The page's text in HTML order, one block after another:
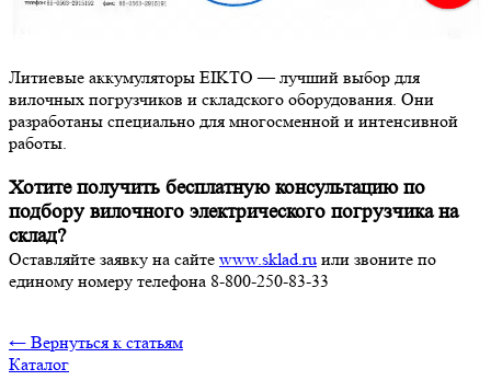
Литиевые аккумуляторы EIKTO — лучший выбор для
вилочных погрузчиков и складского оборудования. Они
разработаны специально для многосменной и интенсивной
работы.
Хотите получить бесплатную консультацию по
подбору вилочного электрического погрузчика на
склад?
Оставляйте заявку на сайте www.sklad.ru или звоните по
единому номеру телефона 8-800-250-83-33
← Вернуться к статьям
Каталог